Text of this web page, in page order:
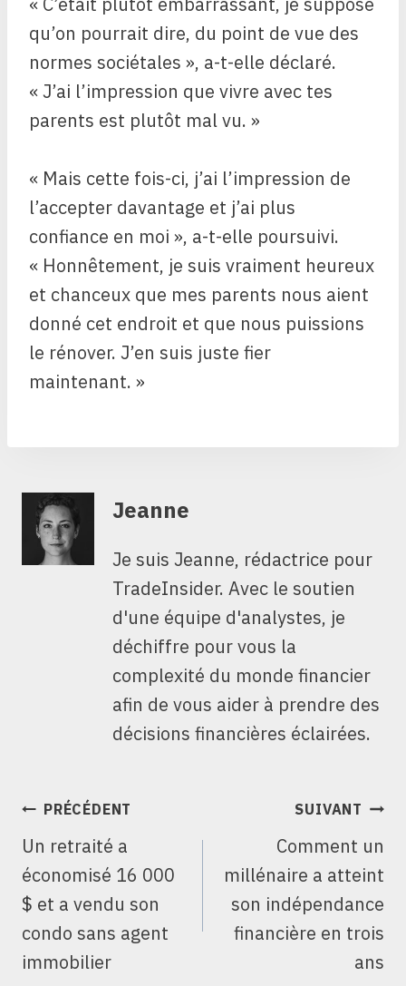
qu’on pourrait dire, du point de vue des
normes sociétales », a-t-elle déclaré.
« J’ai l’impression que vivre avec tes
parents est plutôt mal vu. »
« Mais cette fois-ci, j’ai l’impression de
l’accepter davantage et j’ai plus
confiance en moi », a-t-elle poursuivi.
« Honnêtement, je suis vraiment heureux
et chanceux que mes parents nous aient
donné cet endroit et que nous puissions
le rénover. J’en suis juste fier
maintenant. »
Jeanne
Je suis Jeanne, rédactrice pour
TradeInsider. Avec le soutien
d'une équipe d'analystes, je
déchiffre pour vous la
complexité du monde financier
afin de vous aider à prendre des
décisions financières éclairées.
NAVIGATION
L’ARTICLE
PRÉCÉDENT
Un retraité a
économisé 16 000
$ et a vendu son
condo sans agent
immobilier
SUIVANT
Comment un
millénaire a atteint
son indépendance
financière en trois
ans